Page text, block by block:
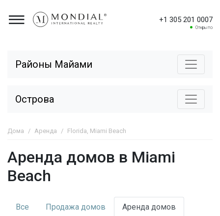
+1 305 201 0007
Открыто
Районы Майами
Острова
Дома Аренда Florida, Miami Beach
Аренда домов в Miami
Beach
Все Продажа домов Аренда домов